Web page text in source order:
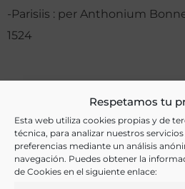
Respetamos tu
Esta web utiliza cookies propias y de
técnica, para analizar nuestros
preferencias mediante un análisis
navegación. Puedes obtener la
de Cookies en el siguiente enlace:
-Parisiis : per Anthonium
1524
Ver más libros de estas
Medicina